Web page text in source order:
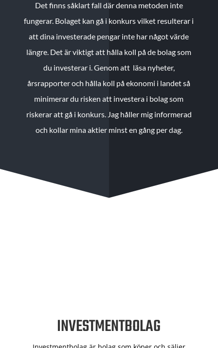
Det finns såklart fall där denna metoden inte
fungerar. Bolaget kan gå i konkurs vilket resulterar i
att dina investerade pengar inte har något värde
längre. Det är viktigt att hålla koll på de bolag som
du investerar i. Genom att läsa nyheter,
årsrapporter och hålla koll på ekonomi i landet så
minimerar du risken att investera i bolag som
riskerar att gå i konkurs. Jag håller mig informerad
och kollar mina aktier minst en gång per dag.
INVESTMENTBOLAG